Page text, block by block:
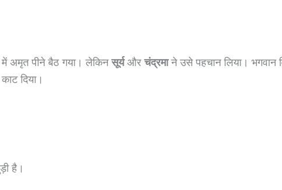
अमृत पीने बैठ गया। लेकिनसूर्यऔरचंद्रमाने उसे पहचान लिया। भगवान
दिया।
है।